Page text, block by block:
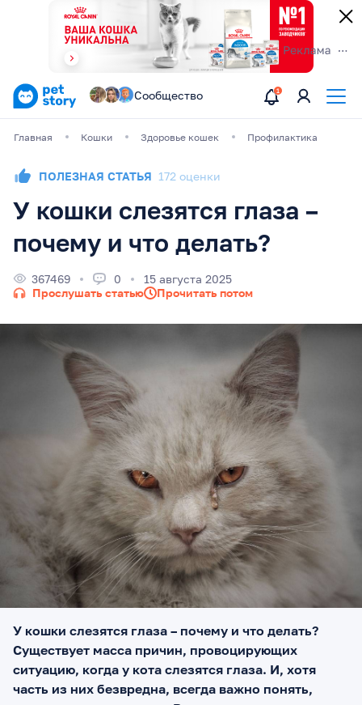
Сообщество
Главная Кошки Здоровье кошек Профилактика
ПОЛЕЗНАЯ СТАТЬЯ 172 оценки
У кошки слезятся глаза –
почему и что делать?
367469 0
15 августа 2025
Прослушать статью
Прочитать потом
У кошки слезятся глаза – почему и что делать?
Существует масса причин, провоцирующих
ситуацию, когда у кота слезятся глаза. И, хотя
часть из них безвредна, всегда важно понять,